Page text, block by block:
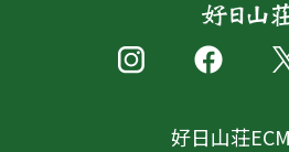
好日山荘